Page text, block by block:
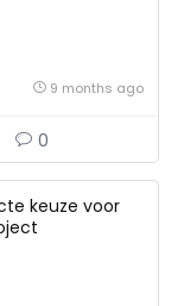
9 months ago
0
keuze voor